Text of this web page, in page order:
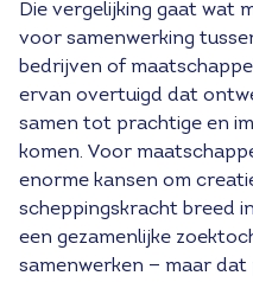
Die vergelijking gaat wat
voor samenwerking
bedrijven of
ervan overtuigd dat
samen tot prachtige en
komen. Voor
enorme kansen om
scheppingskracht breed
een gezamenlijke
samenwerken — maar dat